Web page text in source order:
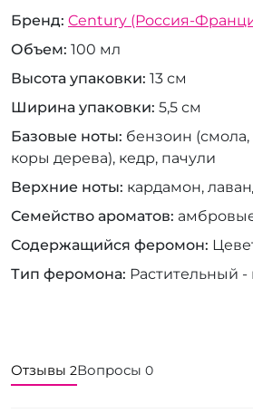
Бренд Century (Россия-
Объем 100 мл
Высота упаковки 13 см
Ширина упаковки 5,5 см
Базовые ноты бензоин
коры дерева), кедр, пачули
Верхние ноты кардамон,
Семейство ароматов
Содержащийся феромон
Тип феромона Растительный
Отзывы 2Вопросы 0